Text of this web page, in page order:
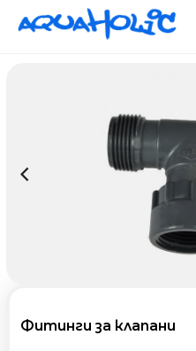
Фитинги за клапани